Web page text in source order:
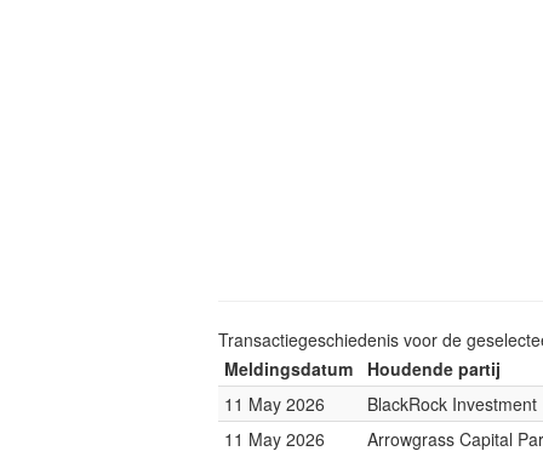
Transactiegeschiedenis voor de
Meldingsdatum
Houdende partij
11 May 2026
BlackRock
11 May 2026
Arrowgrass Capital